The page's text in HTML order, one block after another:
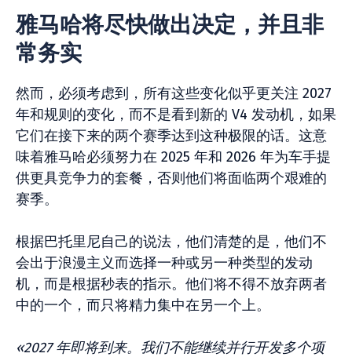
雅马哈将尽快做出决定，并且非
常务实
然而，必须考虑到，所有这些变化似乎更关注 2027
年和规则的变化，而不是看到新的 V4 发动机，如果
它们在接下来的两个赛季达到这种极限的话。这意
味着雅马哈必须努力在 2025 年和 2026 年为车手提
供更具竞争力的套餐，否则他们将面临两个艰难的
赛季。
根据巴托里尼自己的说法，他们清楚的是，他们不
会出于浪漫主义而选择一种或另一种类型的发动
机，而是根据秒表的指示。他们将不得不放弃两者
中的一个，而只将精力集中在另一个上。
«2027 年即将到来。我们不能继续并行开发多个项